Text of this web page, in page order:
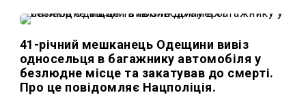
41-річний мешканець Одещини вивіз
односельця в багажнику автомобіля у
безлюдне місце та закатував до смерті.
Про це повідомляє Нацполіція.